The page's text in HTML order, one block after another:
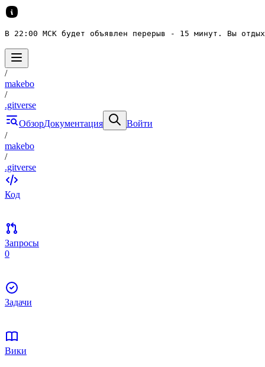
В 22:00 МСК будет объявлен перерыв - 15 минут. Вы
/
makebo
/
.gitverse
ОбзорДокументация
Войти
/
makebo
/
.gitverse
Код
Запросы
0
Задачи
Вики